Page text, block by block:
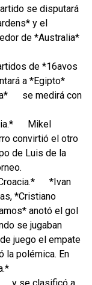
se disputará
y el
de *Australia*
de *16avos
a *Egipto*
se medirá con
Mikel
convirtió el otro
de Luis de la
*Ivan
*Cristiano
anotó el gol
se jugaban
juego el empate
la polémica. En